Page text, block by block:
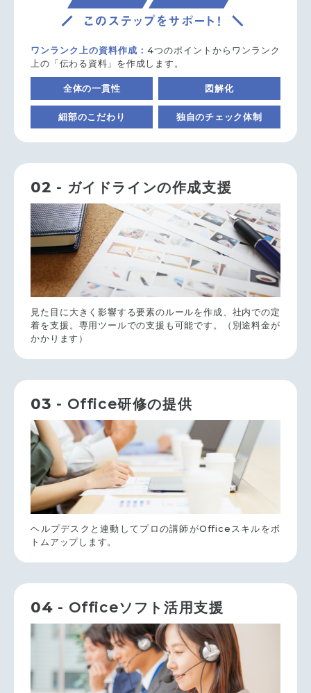
ワンランク上の資料作成：4つのポイントからワンランク
上の「伝わる資料」を作成します。
全体の一貫性 図解化
細部のこだわり 独自のチェック体制
02 - ガイドラインの作成支援
見た目に大きく影響する要素のルールを作成、社内での定
着を支援。専用ツールでの支援も可能です。（別途料金が
かかります）
03 - Office研修の提供
ヘルプデスクと連動してプロの講師がOfficeスキルをボ
トムアップします。
04 - Officeソフト活用支援